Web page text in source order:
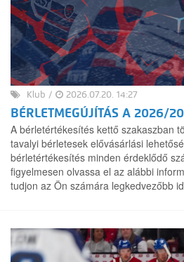
Klub / 2026.07.20. 14:27
BÉRLETMEGÚJÍTÁS A 2026/
A bérletértékesítés kettő szakaszban
tavalyi bérletesek elővásárlási
bérletértékesítés minden érdeklődő
figyelmesen olvassa el az alábbi
tudjon az Ön számára legkedvezőbb